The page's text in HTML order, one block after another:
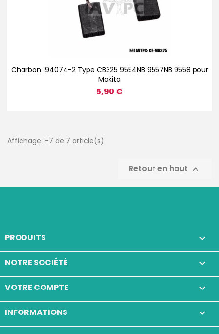
Charbon 194074-2 Type CB325 9554NB 9557NB 9558 pour
Makita
5,90 €
Affichage 1-7 de 7 article(s)
Retour en haut 
PRODUITS 
NOTRE SOCIÉTÉ 
VOTRE COMPTE 
INFORMATIONS keyboard_arrow_down